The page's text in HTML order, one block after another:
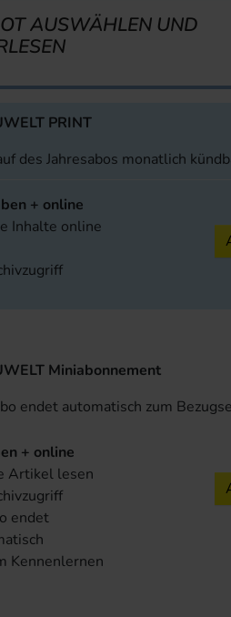
AUSWÄHLEN UND
PRINT
des Jahresabos monatlich
+ online
Inhalte online
Miniabonnement
endet automatisch zum
+ online
Artikel lesen
endet
Kennenlernen